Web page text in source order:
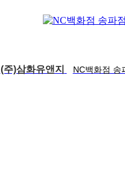
(주)삼화유앤지 NC백화점 송